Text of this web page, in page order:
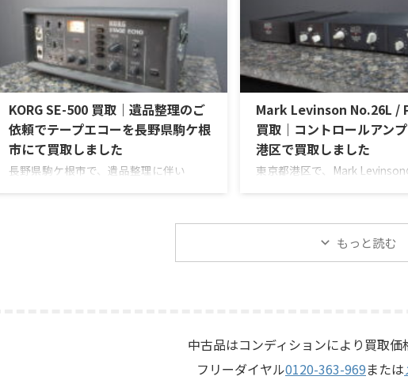
ネルの音出し状態、入力切替、ボリュー
ム、トーンコントロール、フォノ入力、
スピーカー出力、Pre Out、Main Amp入
力、外観コンディション、取扱説明書な
ど付属品の有無を確認しながら査定いた
しました。 買取商品：SANSUI AU-D907
LIMITED メーカー：SANSUI / 山水 / ...
式のコントロールアンプで、
ネルの音出し、入力切替、ボ
トーンコントロール、MMフ
バランス出力、データポート
ディション、リモコンなど付
を確認しながら査定いたしま
商品：McIntosh C712 メーカ
McIntosh / マッキントッシュ
KORG SE-500 買取｜遺品整理のご
依頼でテープエコーを長野県駒ケ根
市にて買取しました
長野県駒ケ根市で、遺品整理に伴い
た。今回のお品物は、前オーナー様が大
を楽しめる機材です。査定では、通電状
態、音出し、テープ走行、録音・再生ヘ
ッド、エコー音の出方、各入力端子、出
Mark Levinson No.26L /
買取｜コントロールアン
港区で買取しました
東京都港区で、Mark
お品物は、アンプ部No.26Lと
PLS-226Lで構成されるセパ
プのプリアンプで、左右チャ
ィション、取扱説明書など付
を確認しながら査定いたしま
商品：Mark Levinson N ...
もっと読む
中古品はコンディションにより買取価
フリーダイヤル0120-363-969または